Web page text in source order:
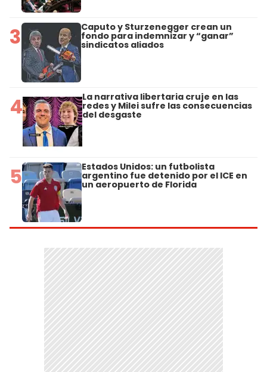
3 Caputo y Sturzenegger crean un
fondo para indemnizar y “ganar”
sindicatos aliados
4 La narrativa libertaria cruje en las
redes y Milei sufre las consecuencias
del desgaste
5 Estados Unidos: un futbolista
argentino fue detenido por el ICE en
un aeropuerto de Florida